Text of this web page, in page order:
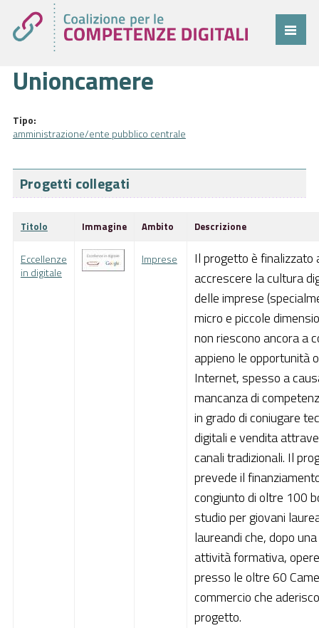
Coalizione
Progetti
Imprese
Pubblica Amministrazione
Cruscotto
Cittadini
Unioncamere
Tipo:
amministrazione/ente pubblico centrale
Progetti collegati
Titolo Immagine Ambito Descrizione
Eccellenze
in digitale
Imprese
Il progetto è finalizzato
accrescere la cultura
delle imprese
micro e piccole
non riescono ancora a
appieno le opportunità
Internet, spesso a
mancanza di
in grado di coniugare
digitali e vendita
canali tradizionali. Il
prevede il
congiunto di oltre 100
studio per giovani
laureandi che, dopo
attività formativa,
presso le oltre 60
commercio che
progetto.